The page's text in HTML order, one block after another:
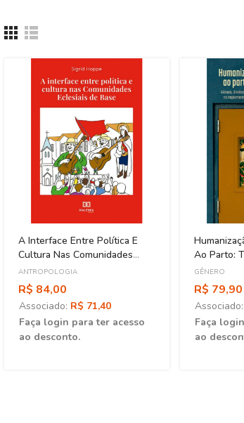
A Interface Entre Política E
Cultura Nas Comunidades
Eclesiais De Base
ANTROPOLOGIA
R$ 84,00
Associado: R$ 71,40
Faça login para ter acesso
ao desconto.
Ao Parto:
GÊNERO
R$ 79,90
Associado:
Faça
ao